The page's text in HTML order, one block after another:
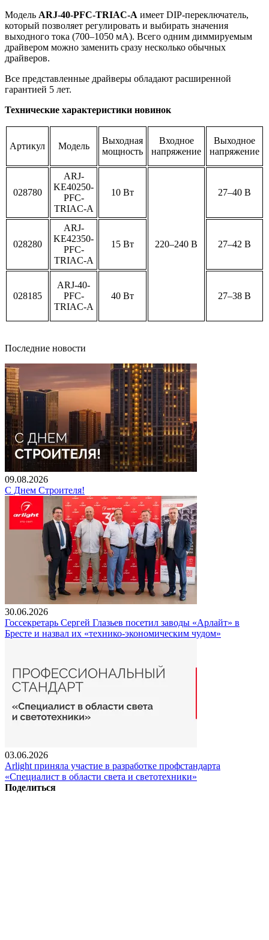
Модель ARJ-40-PFC-TRIAC-A имеет DIP-переключатель,
который позволяет регулировать и выбирать значения
выходного тока (700–1050 мА). Всего одним диммируемым
драйвером можно заменить сразу несколько обычных
драйверов.
Все представленные драйверы обладают расширенной
гарантией 5 лет.
Технические характеристики новинок
Артикул Модель
Выходная
мощность
Входное
напряжение
Выходное
напряжение
028780
ARJ-
KE40250-
PFC-
TRIAC-A
10 Вт
220–240 В
27–40 В
028280
ARJ-
KE42350-
PFC-
TRIAC-A
15 Вт 27–42 В
028185
ARJ-40-
PFC-
TRIAC-A
40 Вт 27–38 В
Последние новости
09.08.2026
С Днем Строителя!
30.06.2026
Госсекретарь Сергей Глазьев посетил заводы «Арлайт» в
Бресте и назвал их «технико-экономическим чудом»
03.06.2026
Arlight приняла участие в разработке профстандарта
«Специалист в области света и светотехники»
Поделиться